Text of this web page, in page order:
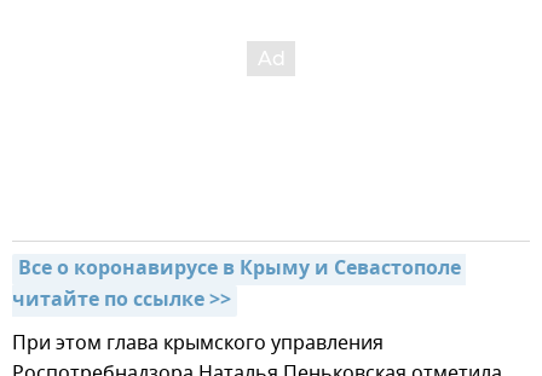
Все о коронавирусе в Крыму и Севастополе
читайте по ссылке >>
При этом глава крымского управления